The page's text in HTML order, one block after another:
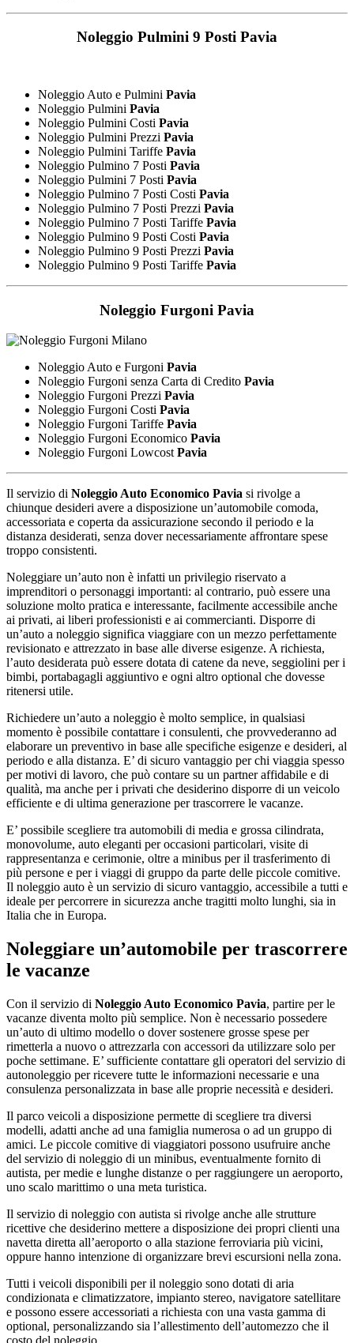
Noleggio Pulmini 9 Posti Pavia
Noleggio Auto e Pulmini Pavia
Noleggio Pulmini Pavia
Noleggio Pulmini Costi Pavia
Noleggio Pulmini Prezzi Pavia
Noleggio Pulmini Tariffe Pavia
Noleggio Pulmino 7 Posti Pavia
Noleggio Pulmini 7 Posti Pavia
Noleggio Pulmino 7 Posti Costi Pavia
Noleggio Pulmino 7 Posti Prezzi Pavia
Noleggio Pulmino 7 Posti Tariffe Pavia
Noleggio Pulmino 9 Posti Costi Pavia
Noleggio Pulmino 9 Posti Prezzi Pavia
Noleggio Pulmino 9 Posti Tariffe Pavia
Noleggio Furgoni Pavia
Noleggio Auto e Furgoni Pavia
Noleggio Furgoni senza Carta di Credito Pavia
Noleggio Furgoni Prezzi Pavia
Noleggio Furgoni Costi Pavia
Noleggio Furgoni Tariffe Pavia
Noleggio Furgoni Economico Pavia
Noleggio Furgoni LowcostPavia
Il servizio di Noleggio Auto Economico Pavia si rivolge a
chiunque desideri avere a disposizione un’automobile comoda,
accessoriata e coperta da assicurazione secondo il periodo e la
distanza desiderati, senza dover necessariamente affrontare spese
troppo consistenti.
Noleggiare un’auto non è infatti un privilegio riservato a
imprenditori o personaggi importanti: al contrario, può essere una
soluzione molto pratica e interessante, facilmente accessibile anche
ai privati, ai liberi professionisti e ai commercianti. Disporre di
un’auto a noleggio significa viaggiare con un mezzo perfettamente
revisionato e attrezzato in base alle diverse esigenze. A richiesta,
l’auto desiderata può essere dotata di catene da neve, seggiolini per i
bimbi, portabagagli aggiuntivo e ogni altro optional che dovesse
ritenersi utile.
Richiedere un’auto a noleggio è molto semplice, in qualsiasi
momento è possibile contattare i consulenti, che provvederanno ad
elaborare un preventivo in base alle specifiche esigenze e desideri, al
periodo e alla distanza. E’ di sicuro vantaggio per chi viaggia spesso
per motivi di lavoro, che può contare su un partner affidabile e di
qualità, ma anche per i privati che desiderino disporre di un veicolo
efficiente e di ultima generazione per trascorrere le vacanze.
E’ possibile scegliere tra automobili di media e grossa cilindrata,
monovolume, auto eleganti per occasioni particolari, visite di
rappresentanza e cerimonie, oltre a minibus per il trasferimento di
più persone e per i viaggi di gruppo da parte delle piccole comitive.
Il noleggio auto è un servizio di sicuro vantaggio, accessibile a tutti e
ideale per percorrere in sicurezza anche tragitti molto lunghi, sia in
Italia che in Europa.
Noleggiare un’automobile per trascorrere
le vacanze
Con il servizio di Noleggio Auto Economico Pavia, partire per le
vacanze diventa molto più semplice. Non è necessario possedere
un’auto di ultimo modello o dover sostenere grosse spese per
rimetterla a nuovo o attrezzarla con accessori da utilizzare solo per
poche settimane. E’ sufficiente contattare gli operatori del servizio di
autonoleggio per ricevere tutte le informazioni necessarie e una
consulenza personalizzata in base alle proprie necessità e desideri.
Il parco veicoli a disposizione permette di scegliere tra diversi
modelli, adatti anche ad una famiglia numerosa o ad un gruppo di
amici. Le piccole comitive di viaggiatori possono usufruire anche
del servizio di noleggio di un minibus, eventualmente fornito di
autista, per medie e lunghe distanze o per raggiungere un aeroporto,
uno scalo marittimo o una meta turistica.
Il servizio di noleggio con autista si rivolge anche alle strutture
ricettive che desiderino mettere a disposizione dei propri clienti una
navetta diretta all’aeroporto o alla stazione ferroviaria più vicini,
oppure hanno intenzione di organizzare brevi escursioni nella zona.
Tutti i veicoli disponibili per il noleggio sono dotati di aria
condizionata e climatizzatore, impianto stereo, navigatore satellitare
e possono essere accessoriati a richiesta con una vasta gamma di
optional, personalizzando sia l’allestimento dell’automezzo che il